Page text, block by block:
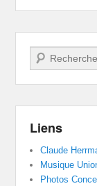
Recherche
Liens
Claude
Musique
Photos